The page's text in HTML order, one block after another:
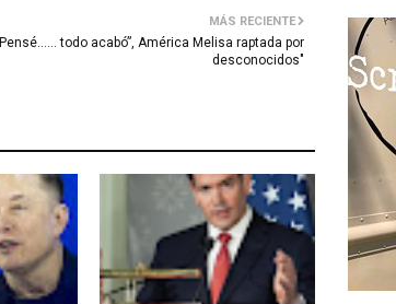
MÁS RECIENTE
Pensé…… todo acabó”, América Melisa raptada por
desconocidos"